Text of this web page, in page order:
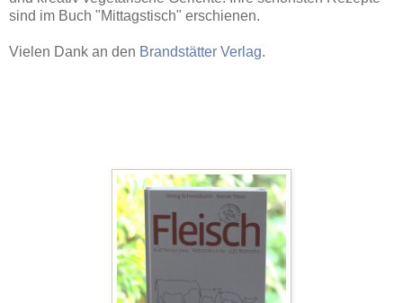
sind im Buch "Mittagstisch" erschienen.
Vielen Dank an den Brandstätter Verlag.